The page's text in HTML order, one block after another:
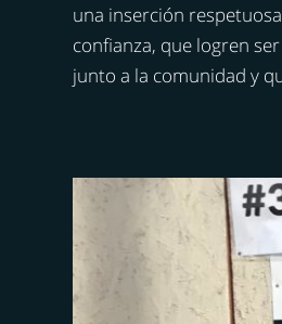
una inserción
confianza, que logren
junto a la comunidad y